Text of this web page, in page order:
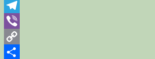
WhatsApp
Telegram
Viber
Copy